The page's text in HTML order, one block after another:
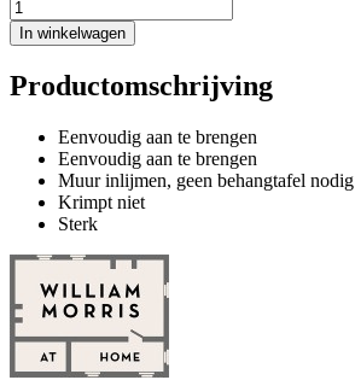
In winkelwagen
Productomschrijving
Eenvoudig aan te brengen
Eenvoudig aan te brengen
Muur inlijmen, geen behangtafel nodig
Krimpt niet
Sterk